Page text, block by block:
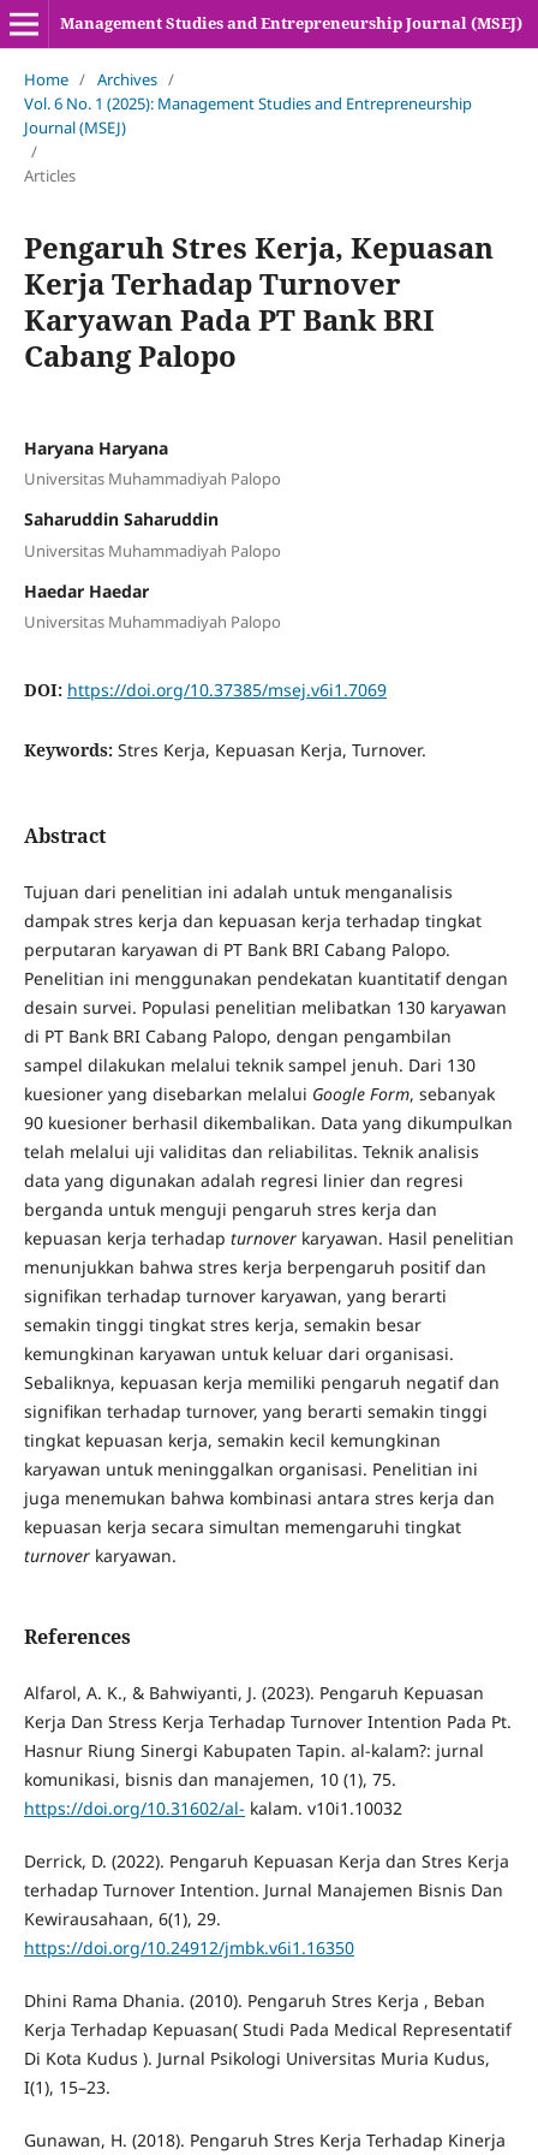
Management Studies and Entrepreneurship Journal (MSEJ)
Home / Archives /
Vol. 6 No. 1 (2025): Management Studies and Entrepreneurship
Journal (MSEJ)
/
Articles
Pengaruh Stres Kerja, Kepuasan
Kerja Terhadap Turnover
Karyawan Pada PT Bank BRI
Cabang Palopo
Haryana Haryana
Universitas Muhammadiyah Palopo
Saharuddin Saharuddin
Universitas Muhammadiyah Palopo
Haedar Haedar
Universitas Muhammadiyah Palopo
DOI: https://doi.org/10.37385/msej.v6i1.7069
Keywords: Stres Kerja, Kepuasan Kerja, Turnover.
Abstract
Tujuan dari penelitian ini adalah untuk menganalisis
dampak stres kerja dan kepuasan kerja terhadap tingkat
perputaran karyawan di PT Bank BRI Cabang Palopo.
Penelitian ini menggunakan pendekatan kuantitatif dengan
desain survei. Populasi penelitian melibatkan 130 karyawan
di PT Bank BRI Cabang Palopo, dengan pengambilan
sampel dilakukan melalui teknik sampel jenuh. Dari 130
kuesioner yang disebarkan melalui Google Form, sebanyak
90 kuesioner berhasil dikembalikan. Data yang dikumpulkan
telah melalui uji validitas dan reliabilitas. Teknik analisis
data yang digunakan adalah regresi linier dan regresi
berganda untuk menguji pengaruh stres kerja dan
kepuasan kerja terhadap turnoverkaryawan. Hasil penelitian
menunjukkan bahwa stres kerja berpengaruh positif dan
signifikan terhadap turnover karyawan, yang berarti
semakin tinggi tingkat stres kerja, semakin besar
kemungkinan karyawan untuk keluar dari organisasi.
Sebaliknya, kepuasan kerja memiliki pengaruh negatif dan
signifikan terhadap turnover, yang berarti semakin tinggi
tingkat kepuasan kerja, semakin kecil kemungkinan
karyawan untuk meninggalkan organisasi. Penelitian ini
juga menemukan bahwa kombinasi antara stres kerja dan
kepuasan kerja secara simultan memengaruhi tingkat
turnoverkaryawan.
References
Alfarol, A. K., & Bahwiyanti, J. (2023). Pengaruh Kepuasan
Kerja Dan Stress Kerja Terhadap Turnover Intention Pada Pt.
Hasnur Riung Sinergi Kabupaten Tapin. al-kalam?: jurnal
komunikasi, bisnis dan manajemen, 10 (1), 75.
https://doi.org/10.31602/al- kalam. v10i1.10032
Derrick, D. (2022). Pengaruh Kepuasan Kerja dan Stres Kerja
terhadap Turnover Intention. Jurnal Manajemen Bisnis Dan
Kewirausahaan, 6(1), 29.
https://doi.org/10.24912/jmbk.v6i1.16350
Dhini Rama Dhania. (2010). Pengaruh Stres Kerja , Beban
Kerja Terhadap Kepuasan( Studi Pada Medical Representatif
Di Kota Kudus ). Jurnal Psikologi Universitas Muria Kudus,
I(1), 15–23.
Gunawan, H. (2018). Pengaruh Stres Kerja Terhadap Kinerja